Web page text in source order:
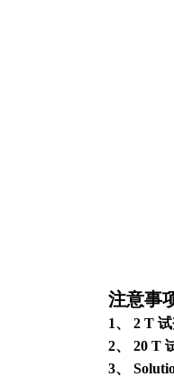
注意事
1、 2 T
2、 20 T
3、